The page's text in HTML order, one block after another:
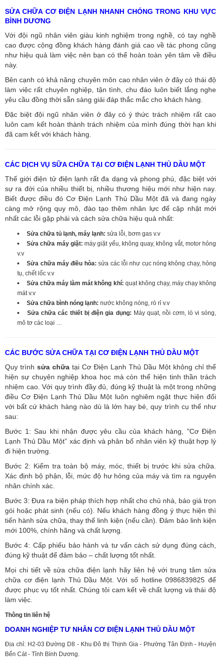
SỬA CHỮA CƠ ĐIỆN LẠNH NHANH CHÓNG TRONG KHU VỰC
BÌNH DƯƠNG
Với đội ngũ nhân viên giàu kinh nghiệm trong nghề, có tay nghề
cao được cộng đồng khách hàng đánh giá cao về tác phong cũng
như hiệu quả làm việc nên bạn có thể hoàn toàn yên tâm về điều
này.
Bên cạnh có khả năng chuyên môn cao nhân viên ở đây có thái độ
làm việc rất chuyên nghiệp, tận tình, chu đáo luôn biết lắng nghe
yêu cầu đồng thời sẵn sàng giải đáp thắc mắc cho khách hàng.
Đặc biệt đội ngũ nhân viên ở đây có ý thức trách nhiệm rất cao
luôn cam kết hoàn thành trách nhiệm của mình đúng thời hạn khi
đã cam kết với khách hàng.
CÁC DỊCH VỤ SỮA CHỮA TẠI CƠ ĐIỆN LẠNH THỦ DẦU MỘT
Thế giới điện tử điện lạnh rất đa dạng và phong phú, đặc biệt với
sự ra đời của nhiều thiết bị, nhiều thương hiệu mới như hiện nay.
Biết được điều đó Cơ Điện Lạnh Thủ Dầu Một đã và đang ngày
càng mở rộng quy mô, đào tạo thêm nhân lực để cập nhật mới
nhất các lỗi gặp phải và cách sửa chữa hiệu quả nhất:
Sửa chữa tủ lạnh, máy lạnh: sửa lỗi, bơm gas v.v
Sửa chữa máy giặt:máy giặt yếu, không quay, không vắt, motor hỏng
v.v
Sửa chữa máy điều hòa: sửa các lỗi như cục nóng không chạy, hỏng
tụ, chết lốc v.v
Sửa chữa máy làm mát không khí: quạt không chạy, máy chạy không
mát v.v
Sửa chữa bình nóng lạnh: nước không nóng, rò rỉ v.v
Sửa chữa các thiết bị điện gia dụng: Máy quạt, nồi cơm, lò vi sóng,
mô tơ các loại …
CÁC BƯỚC SỬA CHỮA TẠI CƠ ĐIỆN LẠNH THỦ DẦU MỘT
Quy trình sửa chữa tại Cơ Điện Lạnh Thủ Dầu Một không chỉ thể
hiện sự chuyên nghiệp khoa học mà còn thể hiện tinh thần trách
nhiệm cao. Với quy trình đầy đủ, đúng kỹ thuật là một trong những
điều Cơ Điện Lạnh Thủ Dầu Một luôn nghiêm ngặt thực hiện đối
với bất cứ khách hàng nào dù là lớn hay bé, quy trình cụ thể như
sau:
Bước 1: Sau khi nhận được yêu cầu của khách hàng, "Cơ Điện
Lạnh Thủ Dầu Một” xác định và phân bổ nhân viên kỹ thuật hợp lý
đi hiện trường.
Bước 2: Kiểm tra toàn bộ máy, móc, thiết bị trước khi sửa chữa.
Xác định bộ phận, lỗi, mức độ hư hỏng của máy và tìm ra nguyên
nhân chính xác.
Bước 3: Đưa ra biện pháp thích hợp nhất cho chủ nhà, báo giá trọn
gói hoặc phát sinh (nếu có). Nếu khách hàng đồng ý thực hiện thì
tiến hành sửa chữa, thay thế linh kiện (nếu cần). Đảm bảo linh kiện
mới 100%, chính hãng và chất lượng.
Bước 4: Cấp phiếu bảo hành và tư vấn cách sử dụng đúng cách,
đúng kỹ thuật để đảm bảo – chất lượng tốt nhất.
Mọi chi tiết về sửa chữa điện lạnh hãy liên hệ với trung tâm sửa
chữa cơ điện lạnh Thủ Dầu Một. Với số hotline 0986839825 để
được phục vụ tốt nhất. Chúng tôi cam kết về chất lượng và thái độ
làm việc.
Thông tin liên hệ
DOANH NGHIỆP TƯ NHÂN CƠ ĐIỆN LẠNH THỦ DẦU MỘT
Địa chỉ: H2-03 Đường D8 - Khu Đô thị Thịnh Gia - Phường Tân Định - Huyện
Bến Cát - Tỉnh Bình Dương.